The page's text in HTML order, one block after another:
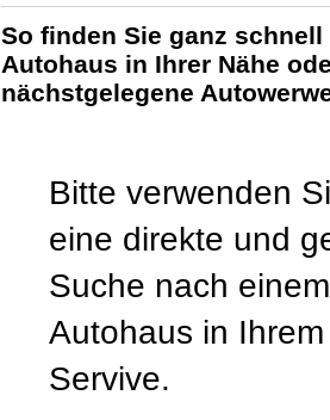
So finden Sie ganz schnell
Autohaus in Ihrer Nähe
nächstgelegene
Bitte verwenden
eine direkte und
Suche nach einem
Autohaus in
Servive.